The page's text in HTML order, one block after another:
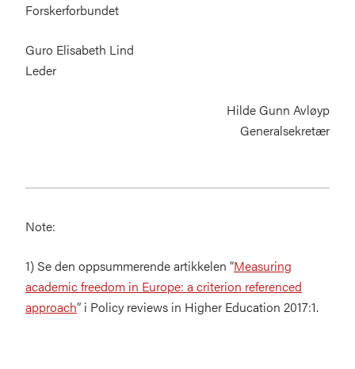
Forskerforbundet
Guro Elisabeth Lind
Leder
Hilde Gunn Avløyp
Generalsekretær
Note:
1) Se den oppsummerende artikkelen “Measuring
academic freedom in Europe: a criterion referenced
approach” i Policy reviews in Higher Education 2017:1.